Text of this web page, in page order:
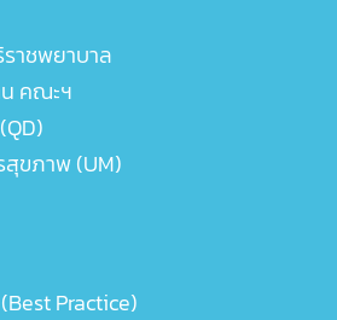
าชพยาบาล
คณะฯ
ขภาพ (UM)
Practice)